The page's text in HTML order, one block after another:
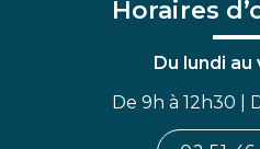
Horaires
Du lundi
De 9h à 12h30 |